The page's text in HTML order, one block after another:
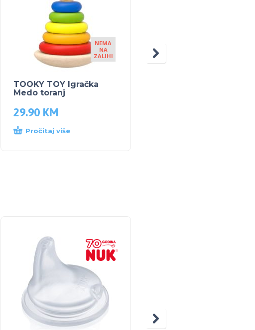
NEMA
NA
ZALIHI
TOOKY TOY Igračka
Medo toranj
29.90 KM
Pročitaj više